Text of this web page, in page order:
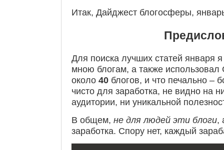
Итак, Дайджест блогосферы,
Для поиска лучших статей января
мною блогам, а также
около 40 блогов, и что печально –
чисто для заработка, не видно на
аудитории, ни уникальной
В общем, не для людей эти блоги,
заработка. Спору нет, каждый